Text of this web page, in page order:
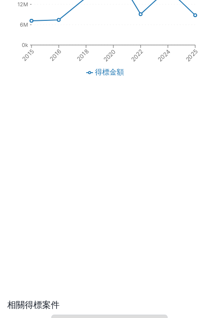
2015 2016 2018 2020 2022 2024 2025
0k
6M
12M
得標金額
相關得標案件